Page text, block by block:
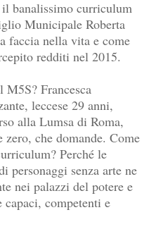
banalissimo curriculum
Municipale Roberta
faccia nella vita e come
redditi nel 2015.
Francesca
leccese 29 anni,
alla Lumsa di Roma,
che domande. Come
Perché le
personaggi senza arte ne
nei palazzi del potere e
capaci, competenti e